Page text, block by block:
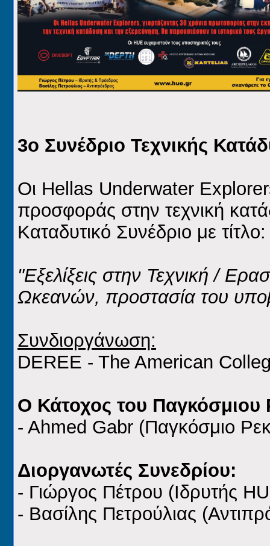
3ο Συνέδριο Τεχνικής
Οι Hellas Underwater
προσφοράς στην τεχνική
Καταδυτικό Συνέδριο με τίτλο:
"Εξελίξεις στην Τεχνική /
Ωκεανών, προστασία του
Συνδιοργάνωση:
DEREE - The American
Ο Κάτοχος του Παγκόσμιου
- Ahmed Gabr (Παγκόσμιο
Διοργανωτές Συνεδρίου:
- Γιώργος Πέτρου (Ιδρυτής
- Βασίλης Πετρούλιας